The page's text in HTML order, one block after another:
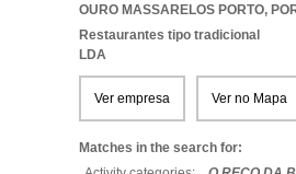
OURO MASSARELOS PORTO,
Restaurantes tipo tradicional
LDA
Ver empresa Ver no Mapa
Matches in the search for: